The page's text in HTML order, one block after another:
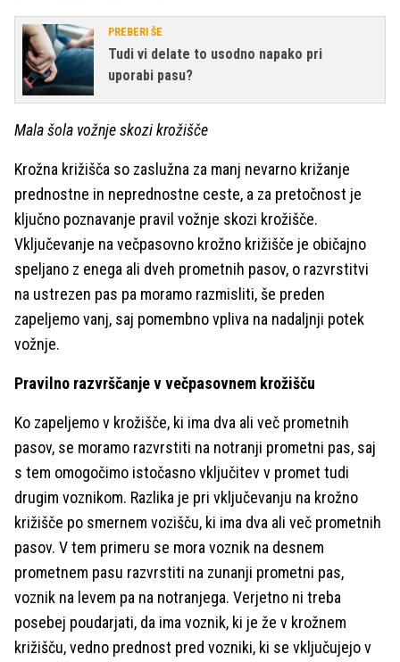
PREBERI ŠE
Tudi vi delate to usodno napako pri
uporabi pasu?
Mala šola vožnje skozi krožišče
Krožna križišča so zaslužna za manj nevarno križanje
prednostne in neprednostne ceste, a za pretočnost je
ključno poznavanje pravil vožnje skozi krožišče.
Vključevanje na večpasovno krožno križišče je običajno
speljano z enega ali dveh prometnih pasov, o razvrstitvi
na ustrezen pas pa moramo razmisliti, še preden
zapeljemo vanj, saj pomembno vpliva na nadaljnji potek
vožnje.
Pravilno razvrščanje v večpasovnem krožišču
Ko zapeljemo v krožišče, ki ima dva ali več prometnih
pasov, se moramo razvrstiti na notranji prometni pas, saj
s tem omogočimo istočasno vključitev v promet tudi
drugim voznikom. Razlika je pri vključevanju na krožno
križišče po smernem vozišču, ki ima dva ali več prometnih
pasov. V tem primeru se mora voznik na desnem
prometnem pasu razvrstiti na zunanji prometni pas,
voznik na levem pa na notranjega. Verjetno ni treba
posebej poudarjati, da ima voznik, ki je že v krožnem
križišču, vedno prednost pred vozniki, ki se vključujejo v